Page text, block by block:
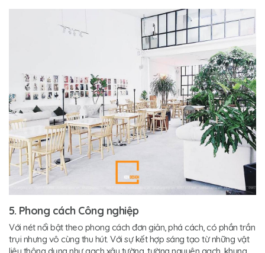
5. Phong cách Công nghiệp
Với nét nổi bật theo phong cách đơn giản, phá cách, có phần trần
trụi nhưng vô cùng thu hút. Với sự kết hợp sáng tạo từ những vật